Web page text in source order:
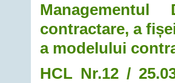
contractare, a
a modelului
HCL Nr.12 /